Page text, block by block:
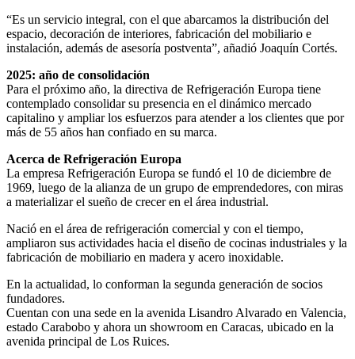
“Es un servicio integral, con el que abarcamos la distribución del
espacio, decoración de interiores, fabricación del mobiliario e
instalación, además de asesoría postventa”, añadió Joaquín Cortés.
2025: año de consolidación
Para el próximo año, la directiva de Refrigeración Europa tiene
contemplado consolidar su presencia en el dinámico mercado
capitalino y ampliar los esfuerzos para atender a los clientes que por
más de 55 años han confiado en su marca.
Acerca de Refrigeración Europa
La empresa Refrigeración Europa se fundó el 10 de diciembre de
1969, luego de la alianza de un grupo de emprendedores, con miras
a materializar el sueño de crecer en el área industrial.
Nació en el área de refrigeración comercial y con el tiempo,
ampliaron sus actividades hacia el diseño de cocinas industriales y la
fabricación de mobiliario en madera y acero inoxidable.
En la actualidad, lo conforman la segunda generación de socios
fundadores.
Cuentan con una sede en la avenida Lisandro Alvarado en Valencia,
estado Carabobo y ahora un showroom en Caracas, ubicado en la
avenida principal de Los Ruices.